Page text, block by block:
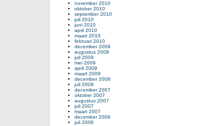
november 2010
oktober 2010
september 2010
juli 2010
juni 2010
april 2010
maart 2010
februari 2010
december 2009
augustus 2009
juli 2009
mei 2009
april 2009
maart 2009
december 2008
juli 2008
december 2007
oktober 2007
augustus 2007
juli 2007
maart 2007
december 2006
juli 2006